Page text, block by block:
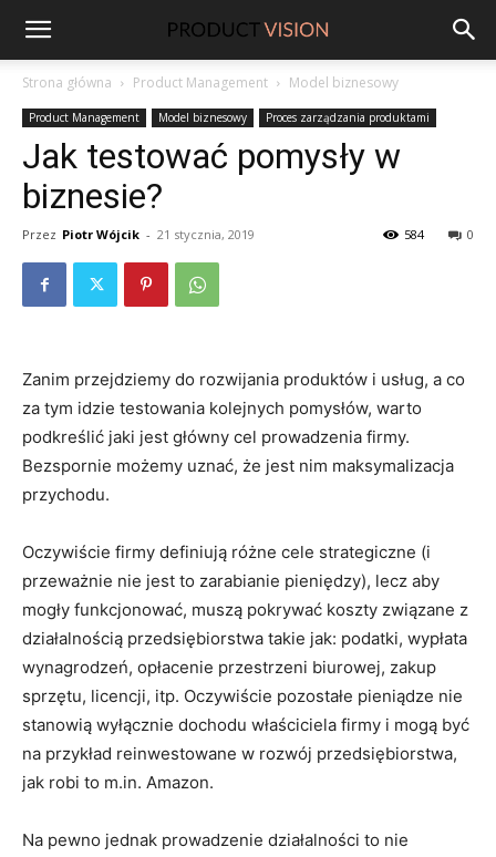
ProductVision
Strona główna Product Management Model biznesowy
Product Management Model biznesowy Proces zarządzania produktami
Jak testować pomysły w
biznesie?
Przez Piotr Wójcik - 21 stycznia, 2019 0
584
Zanim przejdziemy do rozwijania produktów i usług, a co
za tym idzie testowania kolejnych pomysłów, warto
podkreślić jaki jest główny cel prowadzenia firmy.
Bezspornie możemy uznać, że jest nim maksymalizacja
przychodu.
Oczywiście firmy definiują różne cele strategiczne (i
przeważnie nie jest to zarabianie pieniędzy), lecz aby
mogły funkcjonować, muszą pokrywać koszty związane z
działalnością przedsiębiorstwa takie jak: podatki, wypłata
wynagrodzeń, opłacenie przestrzeni biurowej, zakup
sprzętu, licencji, itp. Oczywiście pozostałe pieniądze nie
stanowią wyłącznie dochodu właściciela firmy i mogą być
na przykład reinwestowane w rozwój przedsiębiorstwa,
jak robi to m.in. Amazon.
Na pewno jednak prowadzenie działalności to nie